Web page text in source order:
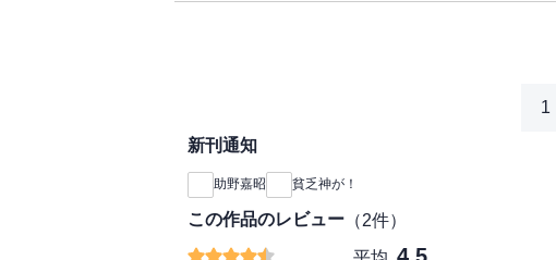
1
新刊通知
助野嘉昭 貧乏神が！
この作品のレビュー （2件）